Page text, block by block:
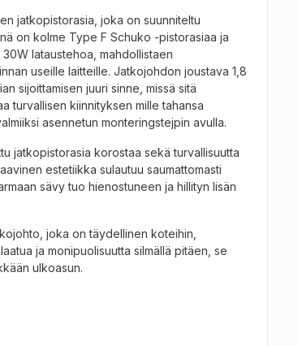
jatkopistorasia, joka on suunniteltu
on kolme Type F Schuko -pistorasiaa ja
lataustehoa, mahdollistaen
useille laitteille. Jatkojohdon joustava 1,8
sijoittamisen juuri sinne, missä sitä
turvallisen kiinnityksen mille tahansa
asennetun monteringstejpin avulla.
jatkopistorasia korostaa sekä turvallisuutta
estetiikka sulautuu saumattomasti
sävy tuo hienostuneen ja hillityn lisän
joka on täydellinen koteihin,
ja monipuolisuutta silmällä pitäen, se
ulkoasun.